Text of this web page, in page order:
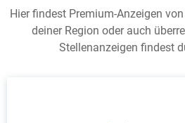
Hier findest Premium-Anzeigen
deiner Region oder auch
Stellenanzeigen findest